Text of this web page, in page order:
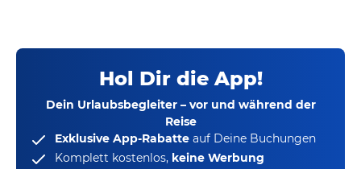
Hol Dir die App!
Dein Urlaubsbegleiter – vor und während der
Reise
Exklusive App-Rabatte auf Deine Buchungen
Komplett kostenlos, keine Werbung